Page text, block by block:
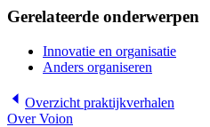
Gerelateerde onderwerpen
Innovatie en organisatie
Anders organiseren
Overzicht praktijkverhalen
Over Voion